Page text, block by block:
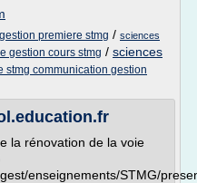
premiere stmg / sciences
gestion cours stmg / sciences
stmg communication gestion
la rénovation de la voie
enseignements/STMG/